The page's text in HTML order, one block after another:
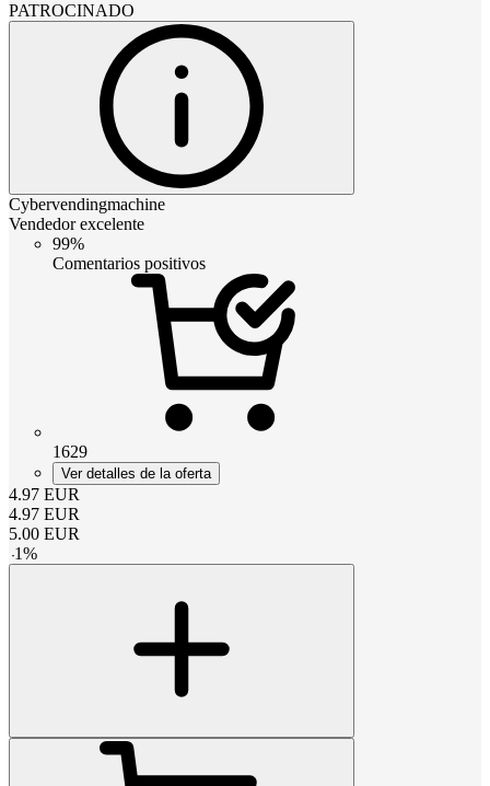
PATROCINADO
Cybervendingmachine
Vendedor excelente
99%
Comentarios positivos
1629
Ver detalles de la oferta
4.97 EUR
4.97 EUR
5.00 EUR
-1%